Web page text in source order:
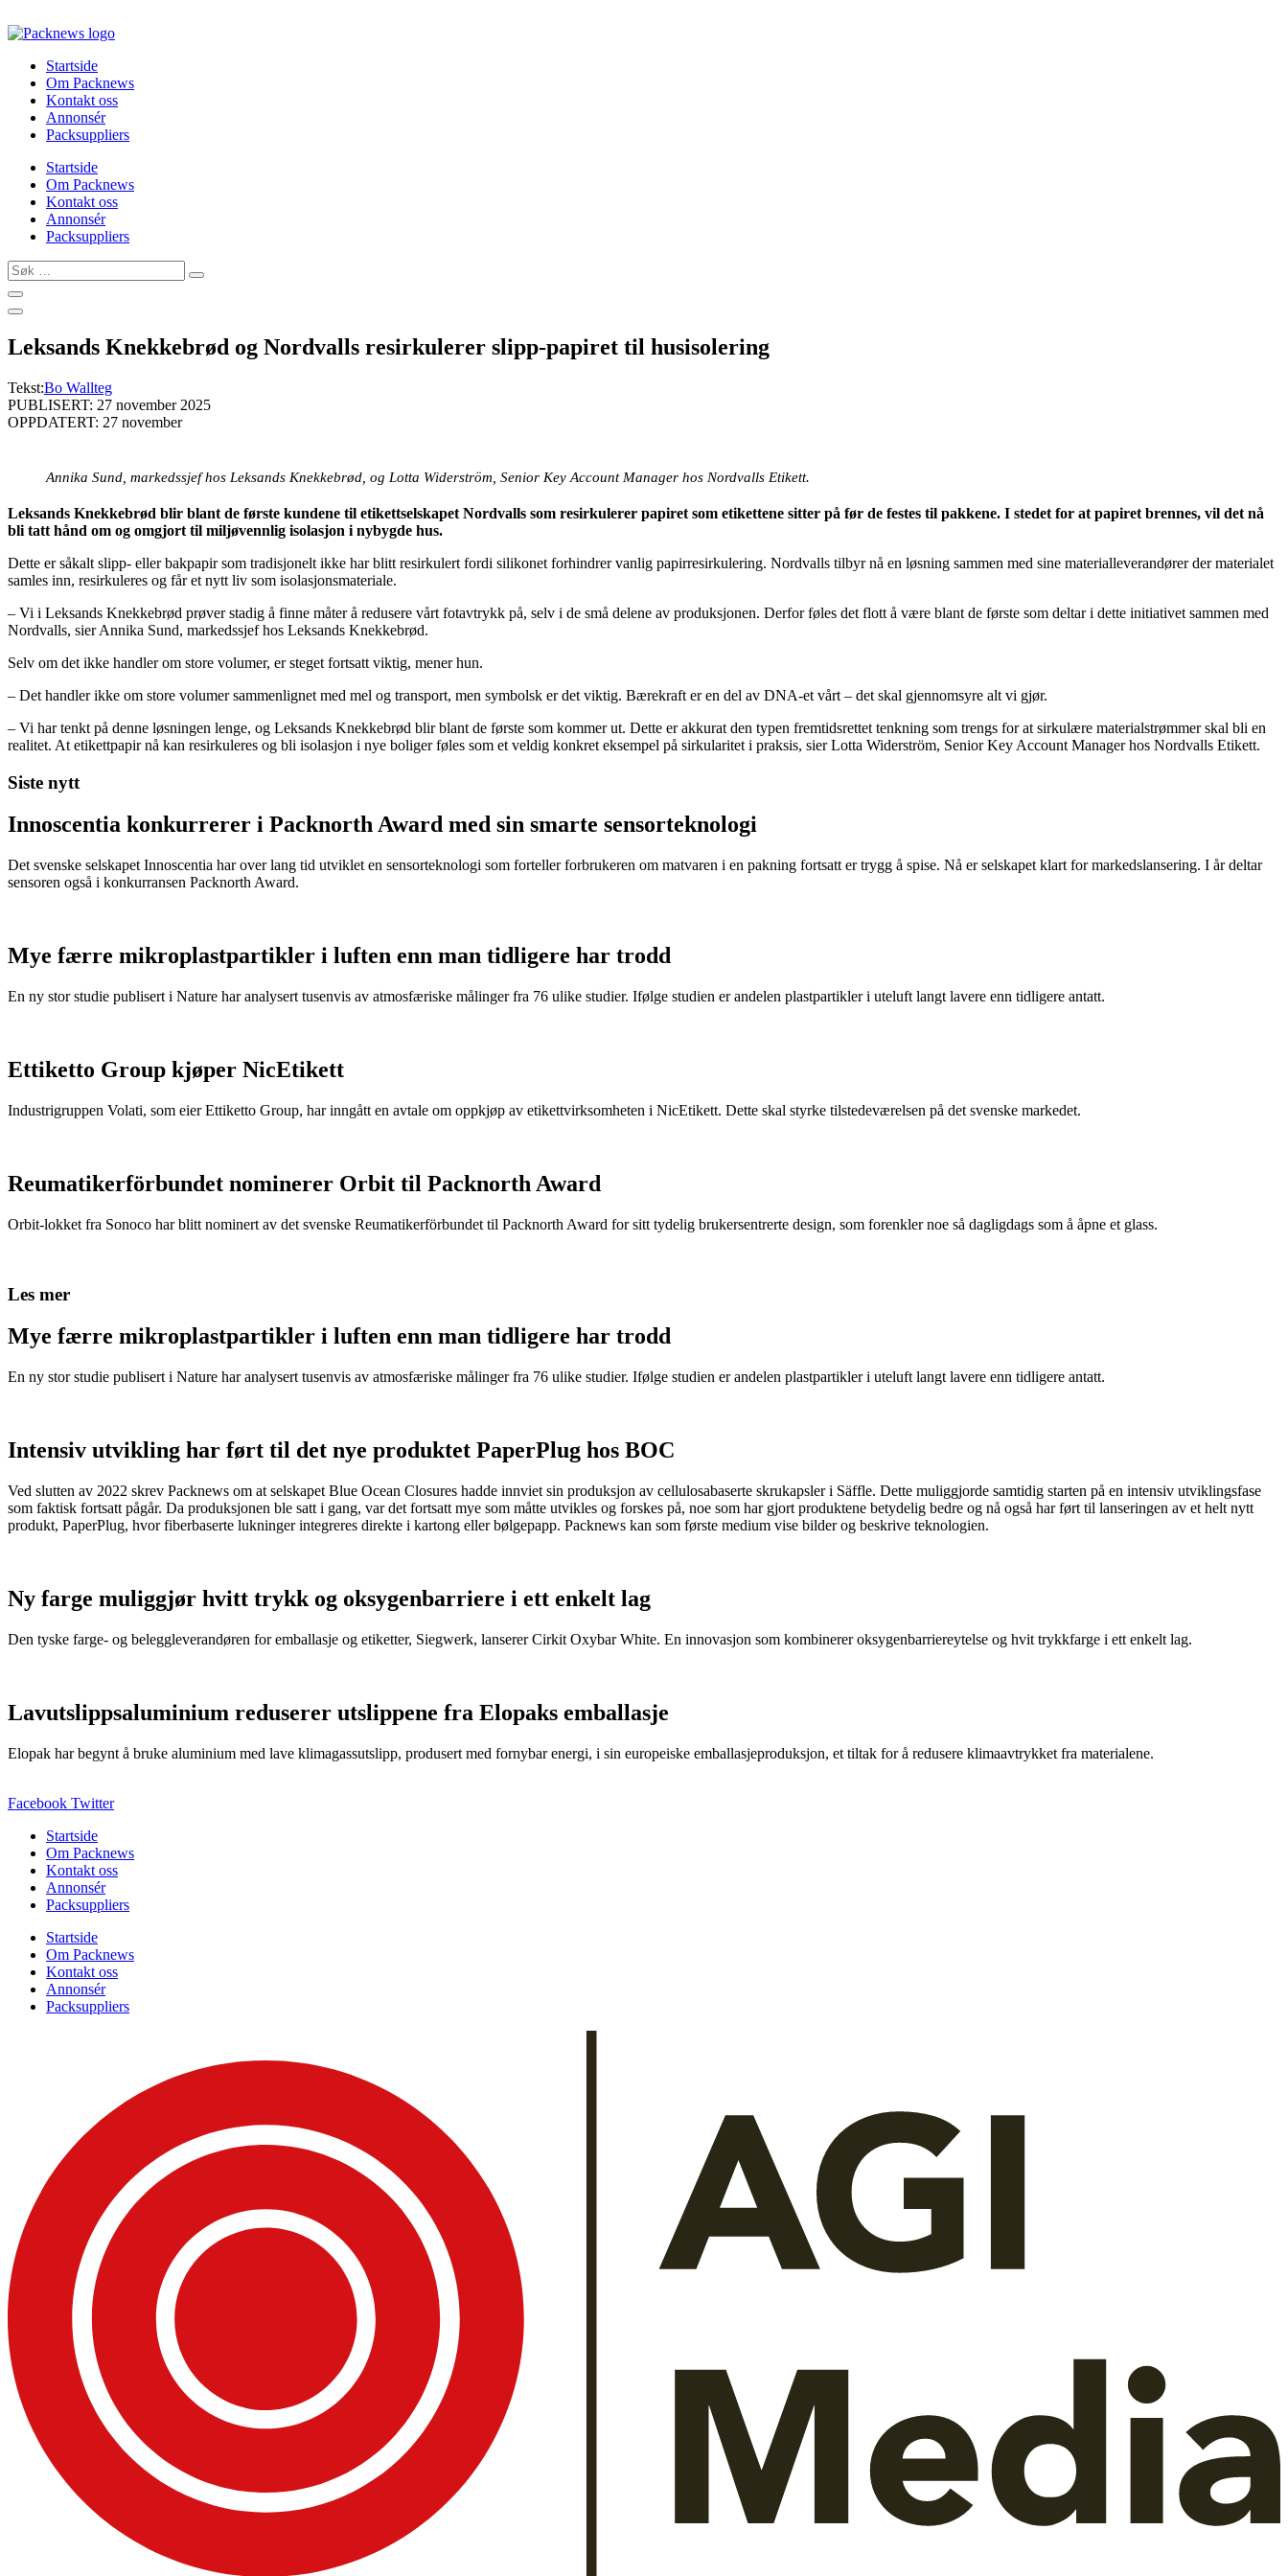
to
Startside
Om Packnews
Kontakt oss
Annonsér
Packsuppliers
Startside
Om Packnews
Kontakt oss
Annonsér
Packsuppliers
Søk
…
Leksands Knekkebrød og Nordvalls resirkulerer slipp-papiret til husisolering
Tekst:Bo Wallteg
PUBLISERT: 27 november 2025
OPPDATERT: 27 november
Annika Sund, markedssjef hos Leksands Knekkebrød, og Lotta Widerström, Senior Key Account Manager hos Nordvalls Etikett.
Leksands Knekkebrød blir blant de første kundene til etikettselskapet Nordvalls som resirkulerer papiret som etikettene sitter på før de festes til pakkene. I stedet for at papiret brennes, vil det nå
bli tatt hånd om og omgjort til miljøvennlig isolasjon i nybygde hus.
Dette er såkalt slipp- eller bakpapir som tradisjonelt ikke har blitt resirkulert fordi silikonet forhindrer vanlig papirresirkulering. Nordvalls tilbyr nå en løsning sammen med sine materialleverandører der materialet
samles inn, resirkuleres og får et nytt liv som isolasjonsmateriale.
– Vi i Leksands Knekkebrød prøver stadig å finne måter å redusere vårt fotavtrykk på, selv i de små delene av produksjonen. Derfor føles det flott å være blant de første som deltar i dette initiativet sammen med
Nordvalls, sier Annika Sund, markedssjef hos Leksands Knekkebrød.
Selv om det ikke handler om store volumer, er steget fortsatt viktig, mener hun.
– Det handler ikke om store volumer sammenlignet med mel og transport, men symbolsk er det viktig. Bærekraft er en del av DNA-et vårt – det skal gjennomsyre alt vi gjør.
– Vi har tenkt på denne løsningen lenge, og Leksands Knekkebrød blir blant de første som kommer ut. Dette er akkurat den typen fremtidsrettet tenkning som trengs for at sirkulære materialstrømmer skal bli en
realitet. At etikettpapir nå kan resirkuleres og bli isolasjon i nye boliger føles som et veldig konkret eksempel på sirkularitet i praksis, sier Lotta Widerström, Senior Key Account Manager hos Nordvalls Etikett.
Siste nytt
Innoscentia konkurrerer i Packnorth Award med sin smarte sensorteknologi
Det svenske selskapet Innoscentia har over lang tid utviklet en sensorteknologi som forteller forbrukeren om matvaren i en pakning fortsatt er trygg å spise. Nå er selskapet klart for markedslansering. I år deltar
sensoren også i konkurransen Packnorth Award.
Mye færre mikroplastpartikler i luften enn man tidligere har trodd
En ny stor studie publisert i Nature har analysert tusenvis av atmosfæriske målinger fra 76 ulike studier. Ifølge studien er andelen plastpartikler i uteluft langt lavere enn tidligere antatt.
Ettiketto Group kjøper NicEtikett
Industrigruppen Volati, som eier Ettiketto Group, har inngått en avtale om oppkjøp av etikettvirksomheten i NicEtikett. Dette skal styrke tilstedeværelsen på det svenske markedet.
Reumatikerförbundet nominerer Orbit til Packnorth Award
Orbit-lokket fra Sonoco har blitt nominert av det svenske Reumatikerförbundet til Packnorth Award for sitt tydelig brukersentrerte design, som forenkler noe så dagligdags som å åpne et glass.
Les mer
Mye færre mikroplastpartikler i luften enn man tidligere har trodd
En ny stor studie publisert i Nature har analysert tusenvis av atmosfæriske målinger fra 76 ulike studier. Ifølge studien er andelen plastpartikler i uteluft langt lavere enn tidligere antatt.
Intensiv utvikling har ført til det nye produktet PaperPlug hos BOC
Ved slutten av 2022 skrev Packnews om at selskapet Blue Ocean Closures hadde innviet sin produksjon av cellulosabaserte skrukapsler i Säffle. Dette muliggjorde samtidig starten på en intensiv utviklingsfase
som faktisk fortsatt pågår. Da produksjonen ble satt i gang, var det fortsatt mye som måtte utvikles og forskes på, noe som har gjort produktene betydelig bedre og nå også har ført til lanseringen av et helt nytt
produkt, PaperPlug, hvor fiberbaserte lukninger integreres direkte i kartong eller bølgepapp. Packnews kan som første medium vise bilder og beskrive teknologien.
Ny farge muliggjør hvitt trykk og oksygenbarriere i ett enkelt lag
Den tyske farge- og beleggleverandøren for emballasje og etiketter, Siegwerk, lanserer Cirkit Oxybar White. En innovasjon som kombinerer oksygenbarriereytelse og hvit trykkfarge i ett enkelt lag.
Lavutslippsaluminium reduserer utslippene fra Elopaks emballasje
Elopak har begynt å bruke aluminium med lave klimagassutslipp, produsert med fornybar energi, i sin europeiske emballasjeproduksjon, et tiltak for å redusere klimaavtrykket fra materialene.
Facebook Twitter
Startside
Om Packnews
Kontakt oss
Annonsér
Packsuppliers
Startside
Om Packnews
Kontakt oss
Annonsér
Packsuppliers